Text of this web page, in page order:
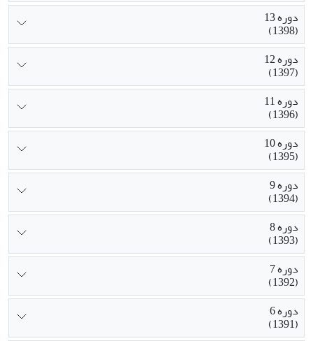
دوره 13
(1398)
دوره 12
(1397)
دوره 11
(1396)
دوره 10
(1395)
دوره 9
(1394)
دوره 8
(1393)
دوره 7
(1392)
دوره 6
(1391)